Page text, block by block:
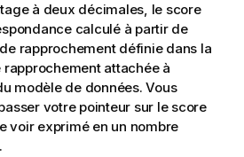
à deux décimales, le score
calculé à partir de
rapprochement définie dans la
rapprochement attachée à
modèle de données. Vous
votre pointeur sur le score
voir exprimé en un nombre